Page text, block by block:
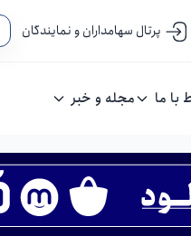
پرتال سهامداران و نمایندگان
با ما مجله و خبر